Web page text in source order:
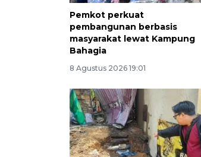
Pemkot perkuat
pembangunan berbasis
masyarakat lewat Kampung
Bahagia
8 Agustus 2026 19:01